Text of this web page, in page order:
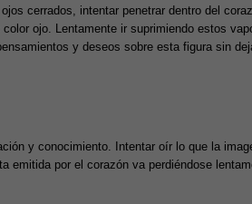
cerrados, intentar penetrar dentro del
ojo. Lentamente ir suprimiendo estos
y deseos sobre esta figura sin
y conocimiento. Intentar oír lo que la
emitida por el corazón va perdiéndose